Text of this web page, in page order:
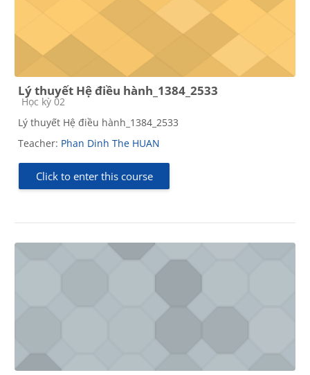
Lý thuyết Hệ điều hành_1384_2533
Course category
Học kỳ 02
Lý thuyết Hệ điều hành_1384_2533
Teacher: Phan Dinh The HUAN
Click to enter this course